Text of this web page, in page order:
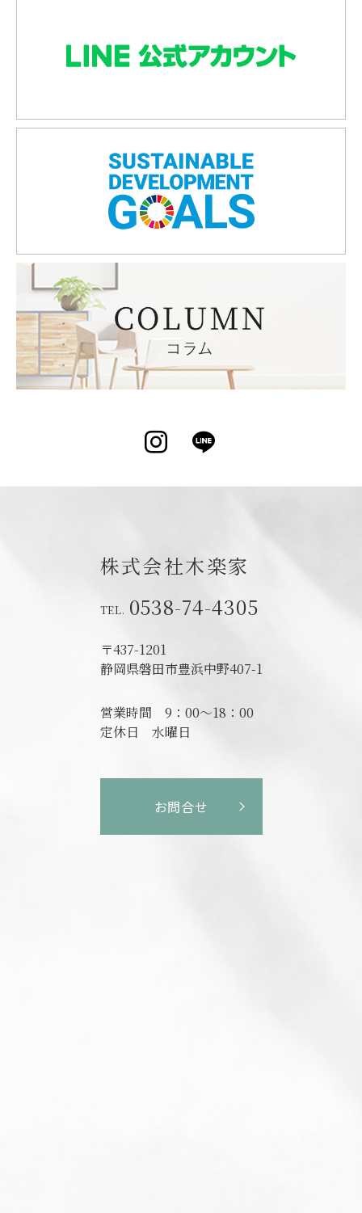
Instagram
株式会社木楽家
0538-74-4305
〒437-1201
静岡県磐田市豊浜中野407-1
営業時間 9：00～18：00
定休日 水曜日
お問合せ